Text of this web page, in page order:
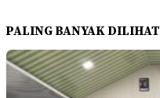
PALING BANYAK DILIHAT